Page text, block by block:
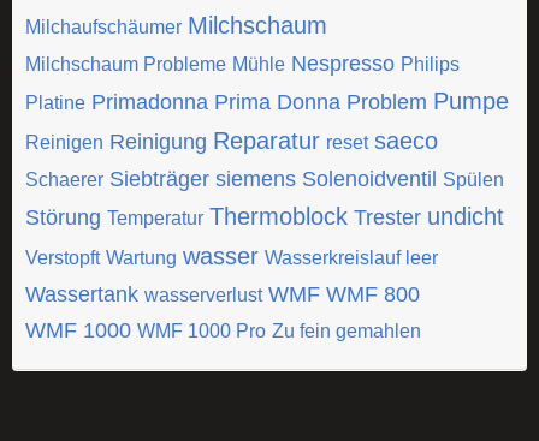
Milchaufschäumer Milchschaum
Milchschaum Probleme Mühle Nespresso Philips
Platine Primadonna Prima Donna Problem Pumpe
Reinigen Reinigung Reparatur reset saeco
Schaerer Siebträger siemens Solenoidventil Spülen
Störung Temperatur Thermoblock Trester undicht
Verstopft Wartung wasser Wasserkreislauf leer
Wassertank wasserverlust WMF WMF 800
WMF 1000 WMF 1000 Pro Zu fein gemahlen